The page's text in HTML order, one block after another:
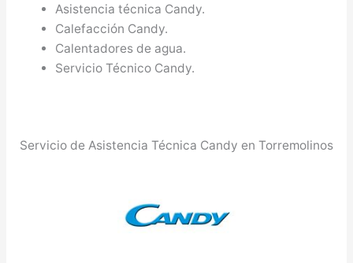
Asistencia técnica Candy.
Calefacción Candy.
Calentadores de agua.
Servicio Técnico Candy.
Servicio de Asistencia Técnica Candy en Torremolinos